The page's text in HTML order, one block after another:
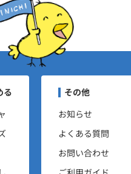
る
ユーザーナビゲー
その他
お知らせ
よくある質問
お問い合わせ